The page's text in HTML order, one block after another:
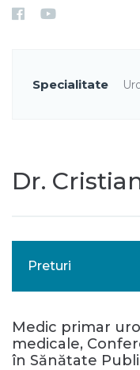
Specialitate
Dr.
Preturi
Medic primar
medicale,
în Sănătate